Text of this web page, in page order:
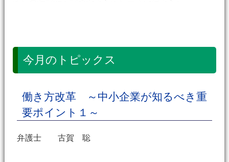
今月のトピックス
働き方改革 ～中小企業が知るべき重
要ポイント１～
弁護士 古賀 聡